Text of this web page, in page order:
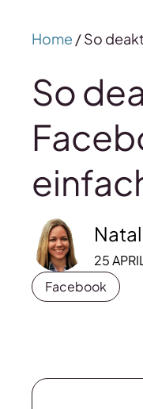
Home /So
So
25
Facebook